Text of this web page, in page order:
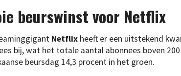
beurswinst voor Netflix
Netflix heeft er een uitstekend
bij, wat het totale aantal abonnees boven
beursdag 14,3 procent in het groen.